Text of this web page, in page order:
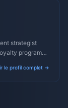
strategist
programs,
le profil complet →